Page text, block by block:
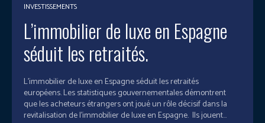
INVESTISSEMENTS
L’immobilier de luxe en Espagne
séduit les retraités.
L’immobilier de luxe en Espagne séduit les retraités
européens. Les statistiques gouvernementales démontrent
que les acheteurs étrangers ont joué un rôle décisif dans la
revitalisation de l'immobilier de luxe en Espagne. Ils jouent...